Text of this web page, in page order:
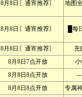
8月8日〖通宵推荐〗 地图
8月8日〖通宵推荐〗 █每
8月8日〖通宵推荐〗
充
8月8日7点开放
·
8月8日8点开放
8月8日8点开放
专属